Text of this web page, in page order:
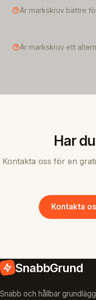
Är markskruv bättre
Är markskruv ett
Har
Kontakta oss för en
Kontakta
SnabbGrund
Snabb och hållbar